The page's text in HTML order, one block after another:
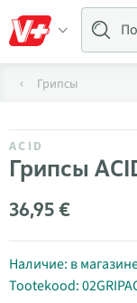
Грипсы
ACID
Грипсы
36,95 €
Наличие: в
Tootekood: